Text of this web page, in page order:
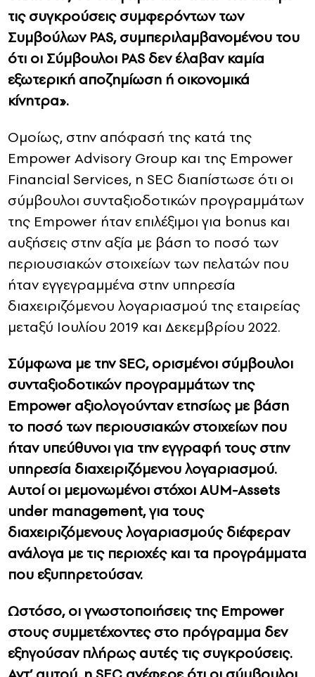
τις συγκρούσεις συμφερόντων των
Συμβούλων PAS, συμπεριλαμβανομένου του
ότι οι Σύμβουλοι PAS δεν έλαβαν καμία
εξωτερική αποζημίωση ή οικονομικά
κίνητρα».
Ομοίως, στην απόφασή της κατά της
Empower Advisory Group και της Empower
Financial Services, η SEC διαπίστωσε ότι οι
σύμβουλοι συνταξιοδοτικών προγραμμάτων
της Empower ήταν επιλέξιμοι για bonus και
αυξήσεις στην αξία με βάση το ποσό των
περιουσιακών στοιχείων των πελατών που
ήταν εγγεγραμμένα στην υπηρεσία
διαχειριζόμενου λογαριασμού της εταιρείας
μεταξύ Ιουλίου 2019 και Δεκεμβρίου 2022.
Σύμφωνα με την SEC, ορισμένοι σύμβουλοι
συνταξιοδοτικών προγραμμάτων της
Empower αξιολογούνταν ετησίως με βάση
το ποσό των περιουσιακών στοιχείων που
ήταν υπεύθυνοι για την εγγραφή τους στην
υπηρεσία διαχειριζόμενου λογαριασμού.
Αυτοί οι μεμονωμένοι στόχοι AUM-Assets
under management, για τους
διαχειριζόμενους λογαριασμούς διέφεραν
ανάλογα με τις περιοχές και τα προγράμματα
που εξυπηρετούσαν.
Ωστόσο, οι γνωστοποιήσεις της Empower
στους συμμετέχοντες στο πρόγραμμα δεν
εξηγούσαν πλήρως αυτές τις συγκρούσεις.